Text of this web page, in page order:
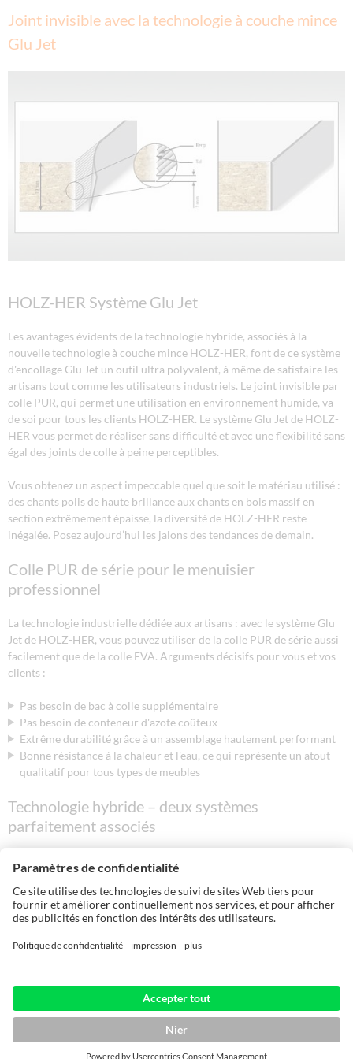
Joint invisible avec la technologie à couche mince
Glu Jet
HOLZ-HER Système Glu Jet
Les avantages évidents de la technologie hybride, associés à la
nouvelle technologie à couche mince HOLZ-HER, font de ce système
d'encollage Glu Jet un outil ultra polyvalent, à même de satisfaire les
artisans tout comme les utilisateurs industriels. Le joint invisible par
colle PUR, qui permet une utilisation en environnement humide, va
de soi pour tous les clients HOLZ-HER. Le système Glu Jet de HOLZ-
HER vous permet de réaliser sans difficulté et avec une flexibilité sans
égal des joints de colle à peine perceptibles.
Vous obtenez un aspect impeccable quel que soit le matériau utilisé :
des chants polis de haute brillance aux chants en bois massif en
section extrêmement épaisse, la diversité de HOLZ-HER reste
inégalée. Posez aujourd’hui les jalons des tendances de demain.
Colle PUR de série pour le menuisier
professionnel
La technologie industrielle dédiée aux artisans : avec le système Glu
Jet de HOLZ-HER, vous pouvez utiliser de la colle PUR de série aussi
facilement que de la colle EVA. Arguments décisifs pour vous et vos
clients :
Pas besoin de bac à colle supplémentaire
Pas besoin de conteneur d'azote coûteux
Extrême durabilité grâce à un assemblage hautement performant
Bonne résistance à la chaleur et l'eau, ce qui représente un atout
qualitatif pour tous types de meubles
Technologie hybride – deux systèmes
parfaitement associés
qualité de vos éléments de meubles. Profitez, vous aussi, de plus de 50
années d’expérience HOLZ-HER sur le marché du placage de chants.
Le passage d'une colle colorée à une colle incolore se fait en un
tour de main.
Vous avez également la possibilité de passer d'une colle EVA à une
colle PUR en un temps réduit.
Le nettoyage complet de l'ensemble du système est tout aussi
rapide : quelques minutes suffisent.